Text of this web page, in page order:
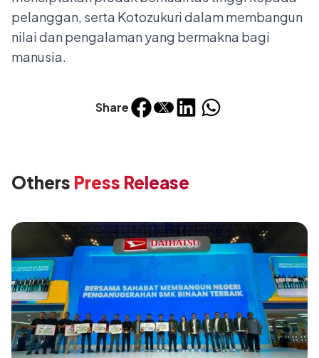
Share
pelanggan, serta Kotozukuri dalam membangun
nilai dan pengalaman yang bermakna bagi
manusia.
Others Press Release